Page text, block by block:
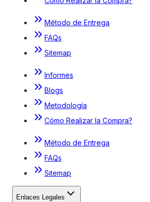
Método de Entrega
FAQs
Sitemap
Informes
Blogs
Metodología
Cómo Realizar la Compra?
Método de Entrega
FAQs
Sitemap
Enlaces Legales